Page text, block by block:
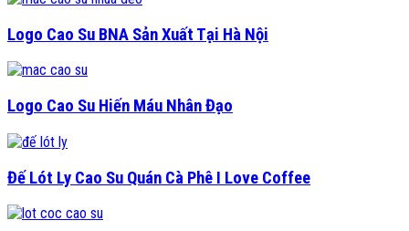
Logo Cao Su BNA Sản Xuất Tại Hà Nội
Logo Cao Su Hiến Máu Nhân Đạo
Đế Lót Ly Cao Su Quán Cà Phê I Love Coffee